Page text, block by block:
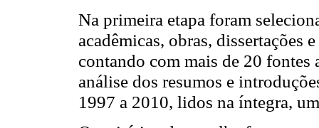
Na primeira etapa foram
acadêmicas, obras, dissertações
contando com mais de 20 fontes
análise dos resumos e
1997 a 2010, lidos na íntegra,